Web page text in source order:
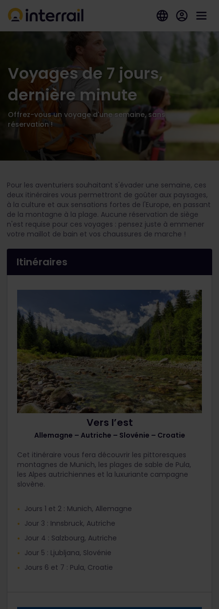
Voyages de 7 jours,
dernière minute
Offrez-vous un voyage d'une semaine, sans
réservation !
Pour les aventuriers souhaitant s'évader une semaine, ces
deux itinéraires vous permettront de goûter aux paysages,
à la culture et aux sensations fortes de l'Europe, en passant
de la montagne à la plage. Aucune réservation de siège
n'est requise pour ces voyages : pensez juste à emmener
votre maillot de bain et vos chaussures de marche !
Itinéraires
Vers l’est
Allemagne – Autriche – Slovénie – Croatie
Cet itinéraire vous fera découvrir les pittoresques
montagnes de Munich, les plages de sable de Pula,
les Alpes autrichiennes et la luxuriante campagne
slovène.
Jours 1 et 2 : Munich, Allemagne
Jour 3 : Innsbruck, Autriche
Jour 4 : Salzbourg, Autriche
Jour 5 : Ljubljana, Slovénie
Jours 6 et 7 : Pula, Croatie